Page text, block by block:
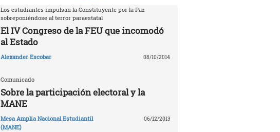
Los estudiantes impulsan la Constituyente por la Paz
sobreponiéndose al terror paraestatal
El IV Congreso de la FEU que incomodó
al Estado
Alexander Escobar 08/10/2014
Comunicado
Sobre la participación electoral y la
MANE
Mesa Amplia Nacional Estudiantil
(MANE)
06/12/2013